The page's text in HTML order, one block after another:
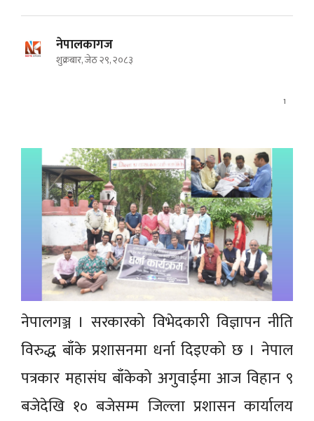
नेपालकागज
शुक्रबार, जेठ २९, २०८३
1
नेपालगञ्ज । सरकारको विभेदकारी विज्ञापन नीति
विरुद्ध बाँके प्रशासनमा धर्ना दिइएको छ । नेपाल
पत्रकार महासंघ बाँकेको अगुवाईमा आज विहान ९
बजेदेखि १० बजेसम्म जिल्ला प्रशासन कार्यालय